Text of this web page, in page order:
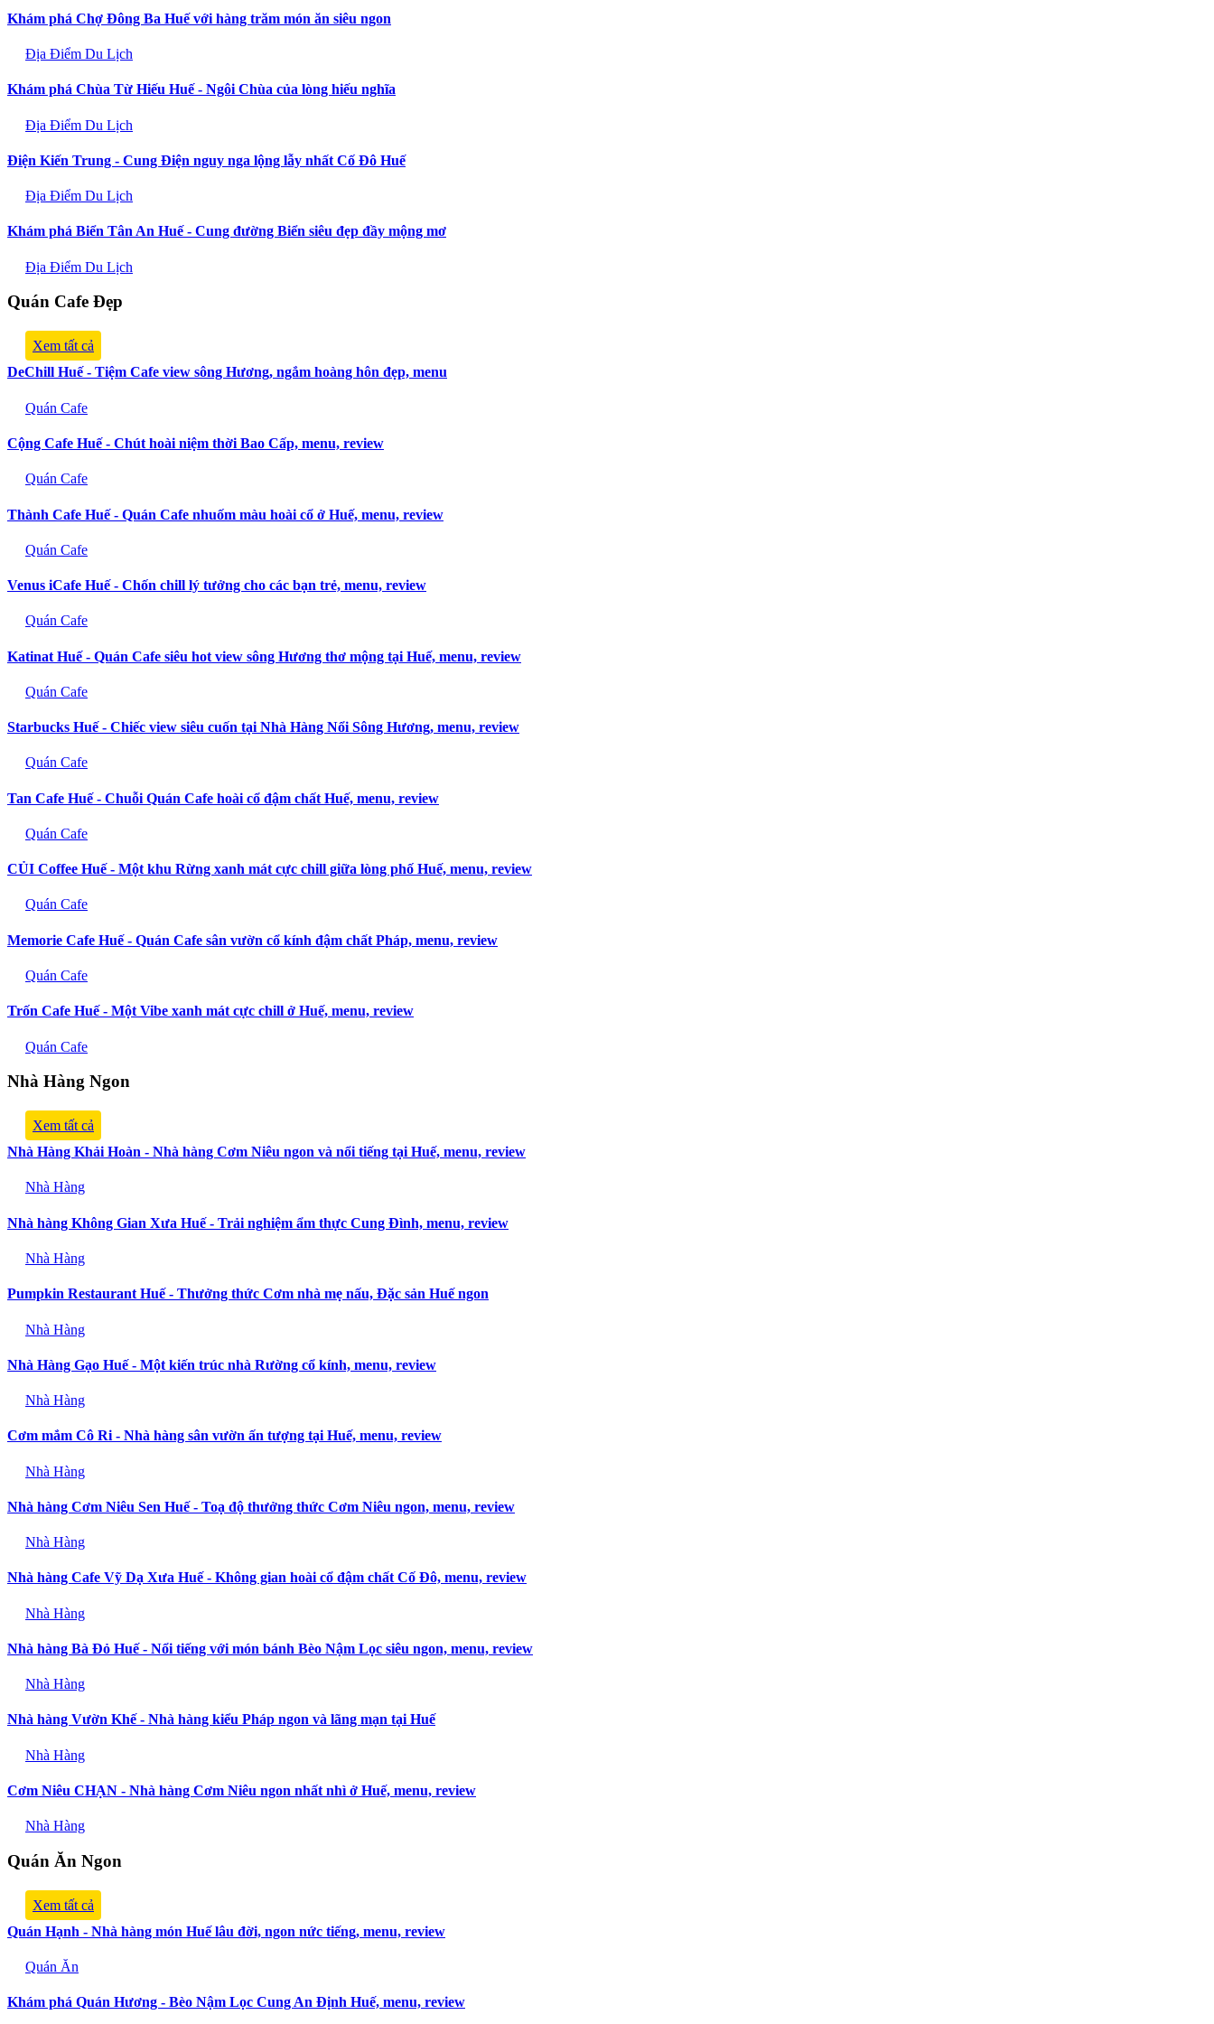
Khám phá Chợ Đông Ba Huế với hàng trăm món ăn siêu ngon
Địa Điểm Du Lịch
Khám phá Chùa Từ Hiếu Huế - Ngôi Chùa của lòng hiếu nghĩa
Địa Điểm Du Lịch
Điện Kiến Trung - Cung Điện nguy nga lộng lẫy nhất Cố Đô Huế
Địa Điểm Du Lịch
Khám phá Biển Tân An Huế - Cung đường Biển siêu đẹp đầy mộng mơ
Địa Điểm Du Lịch
Quán Cafe Đẹp
Xem tất cả
DeChill Huế - Tiệm Cafe view sông Hương, ngắm hoàng hôn đẹp, menu
Quán Cafe
Cộng Cafe Huế - Chút hoài niệm thời Bao Cấp, menu, review
Quán Cafe
Thành Cafe Huế - Quán Cafe nhuốm màu hoài cổ ở Huế, menu, review
Quán Cafe
Venus iCafe Huế - Chốn chill lý tưởng cho các bạn trẻ, menu, review
Quán Cafe
Katinat Huế - Quán Cafe siêu hot view sông Hương thơ mộng tại Huế, menu, review
Quán Cafe
Starbucks Huế - Chiếc view siêu cuốn tại Nhà Hàng Nổi Sông Hương, menu, review
Quán Cafe
Tan Cafe Huế - Chuỗi Quán Cafe hoài cổ đậm chất Huế, menu, review
Quán Cafe
CỦI Coffee Huế - Một khu Rừng xanh mát cực chill giữa lòng phố Huế, menu, review
Quán Cafe
Memorie Cafe Huế - Quán Cafe sân vườn cổ kính đậm chất Pháp, menu, review
Quán Cafe
Trốn Cafe Huế - Một Vibe xanh mát cực chill ở Huế, menu, review
Quán Cafe
Nhà Hàng Ngon
Xem tất cả
Nhà Hàng Khải Hoàn - Nhà hàng Cơm Niêu ngon và nổi tiếng tại Huế, menu, review
Nhà Hàng
Nhà hàng Không Gian Xưa Huế - Trải nghiệm ẩm thực Cung Đình, menu, review
Nhà Hàng
Pumpkin Restaurant Huế - Thưởng thức Cơm nhà mẹ nấu, Đặc sản Huế ngon
Nhà Hàng
Nhà Hàng Gạo Huế - Một kiến trúc nhà Rường cổ kính, menu, review
Nhà Hàng
Cơm mắm Cô Ri - Nhà hàng sân vườn ấn tượng tại Huế, menu, review
Nhà Hàng
Nhà hàng Cơm Niêu Sen Huế - Toạ độ thưởng thức Cơm Niêu ngon, menu, review
Nhà Hàng
Nhà hàng Cafe Vỹ Dạ Xưa Huế - Không gian hoài cổ đậm chất Cố Đô, menu, review
Nhà Hàng
Nhà hàng Bà Đỏ Huế - Nổi tiếng với món bánh Bèo Nậm Lọc siêu ngon, menu, review
Nhà Hàng
Nhà hàng Vườn Khế - Nhà hàng kiểu Pháp ngon và lãng mạn tại Huế
Nhà Hàng
Cơm Niêu CHẠN - Nhà hàng Cơm Niêu ngon nhất nhì ở Huế, menu, review
Nhà Hàng
Quán Ăn Ngon
Xem tất cả
Quán Hạnh - Nhà hàng món Huế lâu đời, ngon nức tiếng, menu, review
Quán Ăn
Khám phá Quán Hương - Bèo Nậm Lọc Cung An Định Huế, menu, review